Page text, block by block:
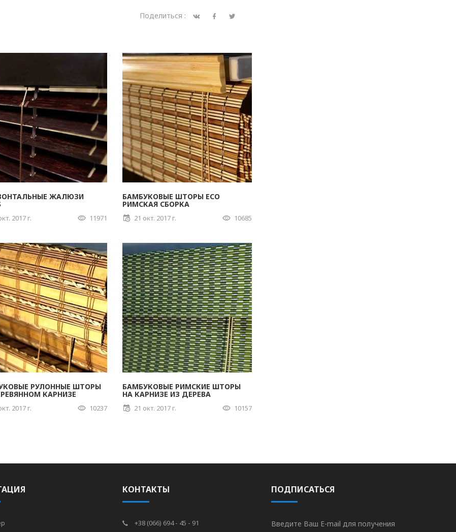
Поделиться :
ЖАЛЮЗИ
2017 г. 11971
БАМБУКОВЫЕ ШТОРЫ ECO
РИМСКАЯ СБОРКА
21 окт. 2017 г. 10685
РУЛОННЫЕ ШТОРЫ
КАРНИЗЕ
2017 г. 10237
БАМБУКОВЫЕ РИМСКИЕ ШТОРЫ
НА КАРНИЗЕ ИЗ ДЕРЕВА
21 окт. 2017 г. 10157
КОНТАКТЫ
+38 (066) 694 - 45 - 91
ПОДПИСАТЬСЯ
Введите Ваш E-mail для получения